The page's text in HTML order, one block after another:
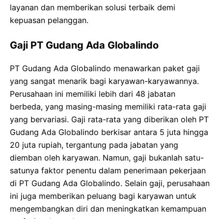
layanan dan memberikan solusi terbaik demi
kepuasan pelanggan.
Gaji PT Gudang Ada Globalindo
PT Gudang Ada Globalindo menawarkan paket gaji
yang sangat menarik bagi karyawan-karyawannya.
Perusahaan ini memiliki lebih dari 48 jabatan
berbeda, yang masing-masing memiliki rata-rata gaji
yang bervariasi. Gaji rata-rata yang diberikan oleh PT
Gudang Ada Globalindo berkisar antara 5 juta hingga
20 juta rupiah, tergantung pada jabatan yang
diemban oleh karyawan. Namun, gaji bukanlah satu-
satunya faktor penentu dalam penerimaan pekerjaan
di PT Gudang Ada Globalindo. Selain gaji, perusahaan
ini juga memberikan peluang bagi karyawan untuk
mengembangkan diri dan meningkatkan kemampuan